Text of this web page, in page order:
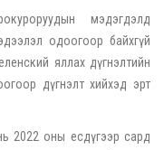
мэдэгдэлд
одоогоор байхгүй
яллах дүгнэлтийн
дүгнэлт хийхэд эрт
2022 оны есдүгээр сард